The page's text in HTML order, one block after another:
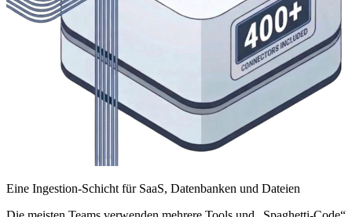
Eine Ingestion-Schicht für SaaS, Datenbanken und Dateien